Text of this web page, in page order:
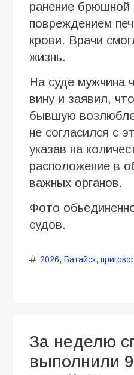
ранение брюшной
повреждением
крови. Врачи
жизнь.
На суде мужчина
вину и заявил,
бывшую
не согласился с
указав на
расположение в
важных органов.
Фото
судов.
2026, Батайск,
За неделю
выполнили